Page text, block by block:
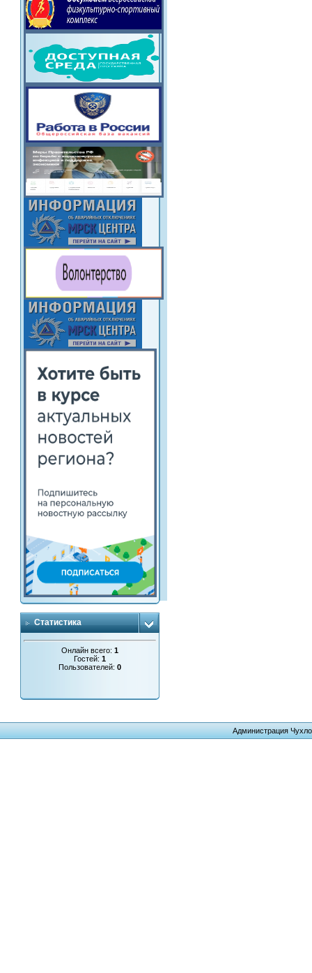
Статистика
Онлайн всего:1
Гостей:1
Пользователей:0
Администрация